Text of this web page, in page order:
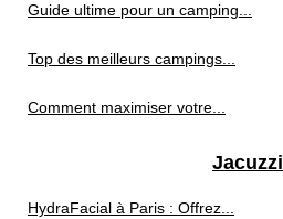
Guide ultime pour un camping...
Top des meilleurs campings...
Comment maximiser votre...
Jacuzzi
HydraFacial à Paris : Offrez...